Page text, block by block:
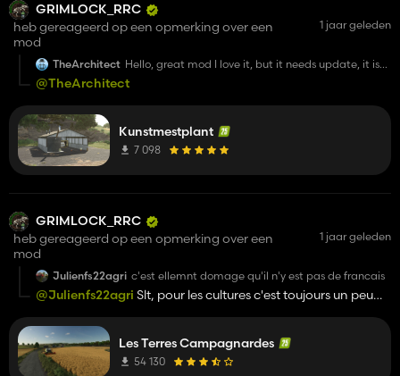
GRIMLOCK_RRC
heb gereageerd op een opmerking over een
mod
1 jaar geleden
TheArchitect Hello, great mod I love it, but it needs update, it is
@TheArchitect
Kunstmestplant
7 098
GRIMLOCK_RRC
heb gereageerd op een opmerking over een
mod
1 jaar geleden
Julienfs22agri c'est ellemnt domage qu'il n'y est pas de francais
@Julienfs22agri Slt, pour les cultures c'est toujours un peu
passer modHub, si on rajoute trop de chose Giants ne les
valide pas pour console. En espértant qu'elle te plaise à
bientôt et bon jeu.
Les Terres Campagnardes
54 130